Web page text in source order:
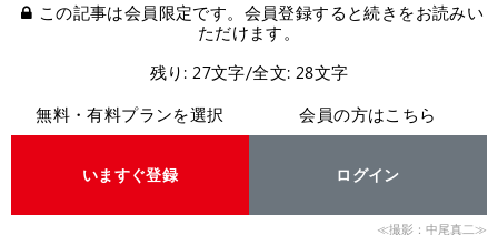
この記事は会員限定です。会員登録すると続きをお読みい
ただけます。
残り: 27文字/全文: 28文字
無料・有料プランを選択
いますぐ登録
会員の方はこちら
ログイン
≪撮影：中尾真二≫